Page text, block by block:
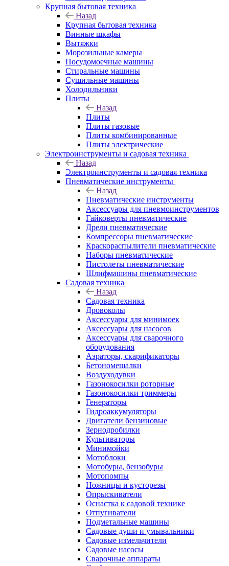
Крупная бытовая техника
Назад
Крупная бытовая техника
Винные шкафы
Вытяжки
Морозильные камеры
Посудомоечные машины
Стиральные машины
Сушильные машины
Холодильники
Плиты
Назад
Плиты
Плиты газовые
Плиты комбинированные
Плиты электрические
Электроинструменты и садовая техника
Назад
Электроинструменты и садовая техника
Пневматические инструменты
Назад
Пневматические инструменты
Аксессуары для пневмоинструментов
Гайковерты пневматические
Дрели пневматические
Компрессоры пневматические
Краскораспылители пневматические
Наборы пневматические
Пистолеты пневматические
Шлифмашины пневматические
Садовая техника
Назад
Садовая техника
Дровоколы
Аксессуары для минимоек
Аксессуары для насосов
Аксессуары для сварочного
оборудования
Аэраторы, скарификаторы
Бетономешалки
Воздуходувки
Газонокосилки роторные
Газонокосилки триммеры
Генераторы
Гидроаккумуляторы
Двигатели бензиновые
Зернодробилки
Культиваторы
Минимойки
Мотоблоки
Мотобуры, бензобуры
Мотопомпы
Ножницы и кусторезы
Опрыскиватели
Оснастка к садовой технике
Отпугиватели
Подметальные машины
Садовые души и умывальники
Садовые измельчители
Садовые насосы
Сварочные аппараты